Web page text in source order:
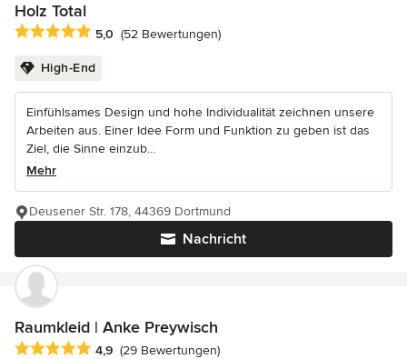
Holz Total
Durchschnittliche Bewertung: 5 von 5 Sternen
5,0 (52 Bewertungen)
High-End
Einfühlsames Design und hohe Individualität zeichnen unsere
Arbeiten aus. Einer Idee Form und Funktion zu geben ist das
Ziel, die Sinne einzub...
Mehr
Nachricht
Deusener Str. 178, 44369 Dortmund
Raumkleid | Anke Preywisch
Durchschnittliche Bewertung: 4.9 von 5 Sternen
4,9 (29 Bewertungen)